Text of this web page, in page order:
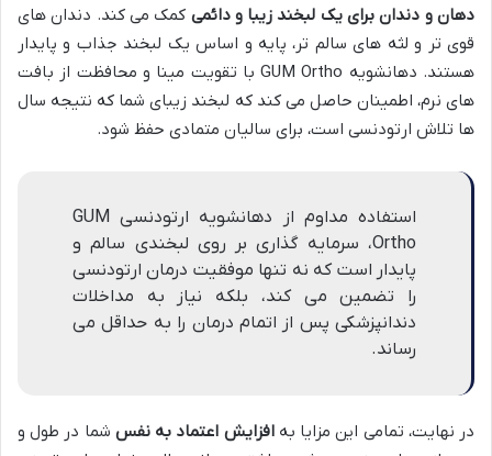
دهان و دندان برای یک لبخند زیبا و دائمی کمک می کند. دندان های
قوی تر و لثه های سالم تر، پایه و اساس یک لبخند جذاب و پایدار
هستند. دهانشویه GUM Ortho با تقویت مینا و محافظت از بافت
های نرم، اطمینان حاصل می کند که لبخند زیبای شما که نتیجه سال
ها تلاش ارتودنسی است، برای سالیان متمادی حفظ شود.
استفاده مداوم از دهانشویه ارتودنسی GUM
Ortho، سرمایه گذاری بر روی لبخندی سالم و
پایدار است که نه تنها موفقیت درمان ارتودنسی
را تضمین می کند، بلکه نیاز به مداخلات
دندانپزشکی پس از اتمام درمان را به حداقل می
رساند.
در نهایت، تمامی این مزایا بهافزایش اعتماد به نفس شما در طول و